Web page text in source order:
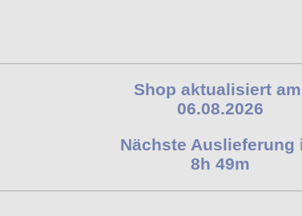
Shop aktualisiert
06.08.2026
Nächste Auslieferung
8h 49m